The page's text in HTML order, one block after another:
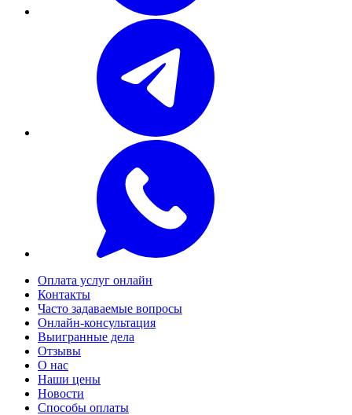
Оплата услуг онлайн
Контакты
Часто задаваемые вопросы
Онлайн-консультация
Выигранные дела
Отзывы
О нас
Наши цены
Новости
Способы оплаты